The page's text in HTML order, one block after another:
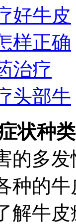
好牛皮
样正确
治疗
头部牛
状种
的多
种的
解牛